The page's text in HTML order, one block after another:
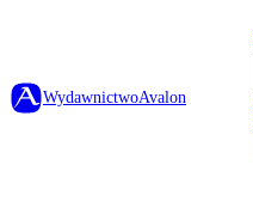
WydawnictwoAvalon